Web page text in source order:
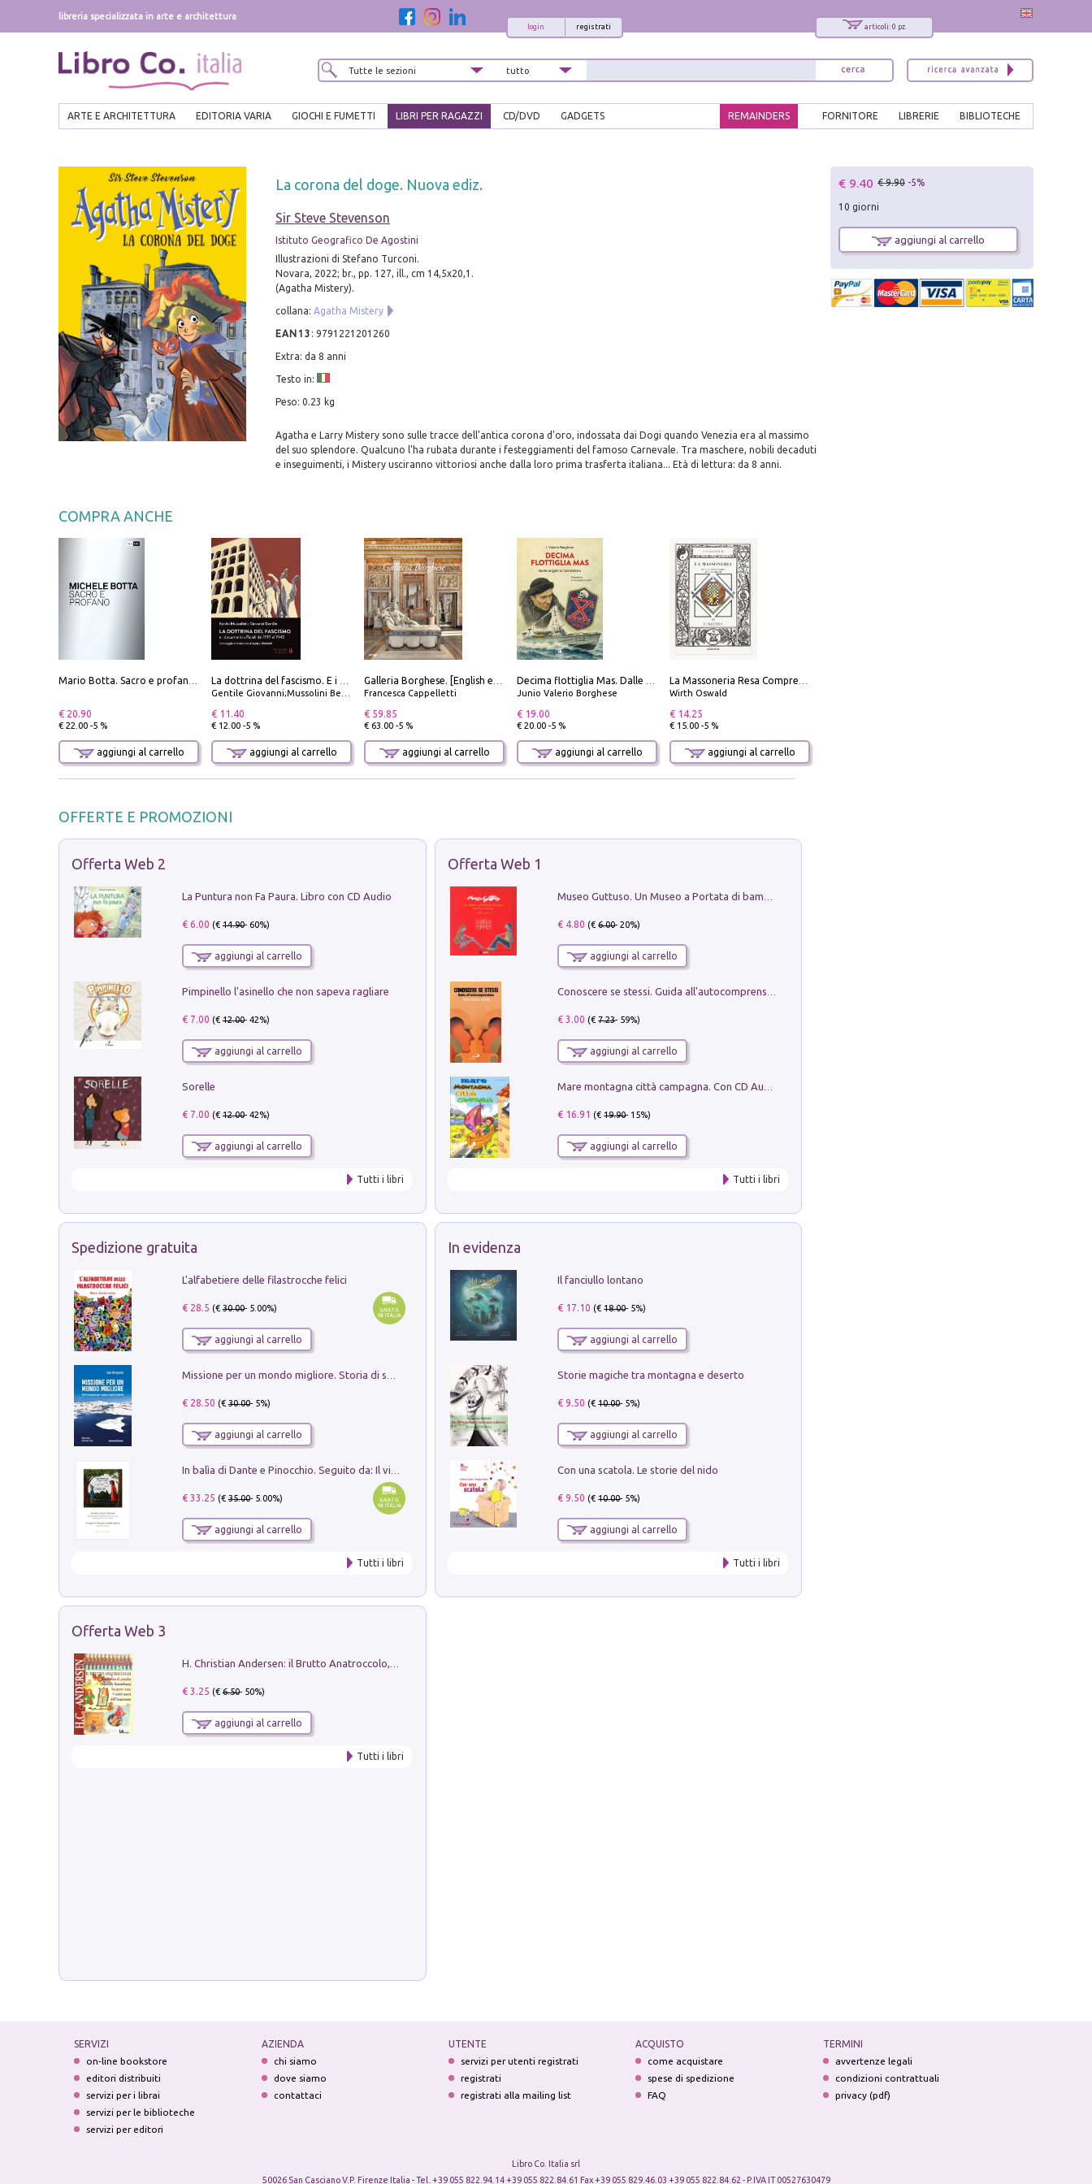
libreria specializzata in arte e architettura
articoli: 0 pz.
registrati
login
ARTE E ARCHITETTURA EDITORIA VARIA GIOCHI E FUMETTI LIBRI PER RAGAZZI CD/DVD GADGETS BIBLIOTECHE
LIBRERIE
FORNITORE
REMAINDERS
La corona del doge. Nuova ediz.
Sir Steve Stevenson
Istituto Geografico De Agostini
Illustrazioni di Stefano Turconi.
Novara, 2022; br., pp. 127, ill., cm 14,5x20,1.
(Agatha Mistery).
collana: Agatha Mistery
EAN13 : 9791221201260
Extra: da 8 anni
Testo in:
Peso: 0.23 kg
Agatha e Larry Mistery sono sulle tracce dell'antica corona d'oro, indossata dai Dogi quando Venezia era al massimo
del suo splendore. Qualcuno l'ha rubata durante i festeggiamenti del famoso Carnevale. Tra maschere, nobili decaduti
e inseguimenti, i Mistery usciranno vittoriosi anche dalla loro prima trasferta italiana... Età di lettura: da 8 anni.
COMPRA ANCHE
€ 20.90
€ 22.00 -5 %
aggiungi al carrello
Gentile Giovanni;Mussolini Benito
€ 11.40
€ 12.00 -5 %
aggiungi al carrello
Francesca Cappelletti
€ 59.85
€ 63.00 -5 %
aggiungi al carrello
Junio Valerio Borghese
€ 19.00
€ 20.00 -5 %
aggiungi al carrello
Wirth Oswald
€ 14.25
€ 15.00 -5 %
aggiungi al carrello
OFFERTE E PROMOZIONI
Offerta Web 2
La Puntura non Fa Paura. Libro con CD Audio
€ 6.00 (€14.90- 60%)
aggiungi al carrello
Pimpinello l'asinello che non sapeva ragliare
€ 7.00 (€12.00- 42%)
aggiungi al carrello
Sorelle
€ 7.00 (€12.00- 42%)
aggiungi al carrello
Tutti i libri
Offerta Web 1
€ 4.80 (€6.00- 20%)
aggiungi al carrello
€ 3.00 (€7.23- 59%)
aggiungi al carrello
€ 16.91 (€19.90- 15%)
aggiungi al carrello
Tutti i libri
Spedizione gratuita
L'alfabetiere delle filastrocche felici
€ 28.5 (€30.00- 5.00%)
aggiungi al carrello
€ 28.50 (€30.00- 5%)
aggiungi al carrello
€ 33.25 (€35.00- 5.00%)
aggiungi al carrello
Tutti i libri
In evidenza
Il fanciullo lontano
€ 17.10 (€18.00- 5%)
aggiungi al carrello
Storie magiche tra montagna e deserto
€ 9.50 (€10.00- 5%)
aggiungi al carrello
Con una scatola. Le storie del nido
€ 9.50 (€10.00- 5%)
aggiungi al carrello
Tutti i libri
Offerta Web 3
€ 3.25 (€6.50- 50%)
aggiungi al carrello
Tutti i libri
€ 9.40 € 9.90 -5%
10 giorni
aggiungi al carrello
SERVIZI
on-line bookstore
editori distribuiti
servizi per i librai
servizi per le biblioteche
servizi per editori
AZIENDA
chi siamo
dove siamo
contattaci
UTENTE
servizi per utenti registrati
registrati
registrati alla mailing list
ACQUISTO
come acquistare
spese di spedizione
FAQ
TERMINI
avvertenze legali
condizioni contrattuali
privacy (pdf)
Libro Co. Italia srl
50026 San Casciano V.P. Firenze Italia - Tel. +39 055 822.94.14 +39 055 822.84.61 Fax +39 055 829.46.03 +39 055 822.84.62 - P.IVA IT 00527630479
x
Interessato ai nostri libri?
Sarai informato delle nostre novità, potrai
comunque cancellarti quando desideri.
modulo di iscrizione